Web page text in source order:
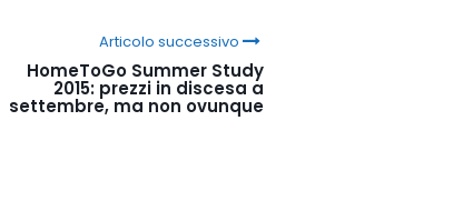
Articolo successivo
HomeToGo Summer Study
2015: prezzi in discesa a
settembre, ma non ovunque